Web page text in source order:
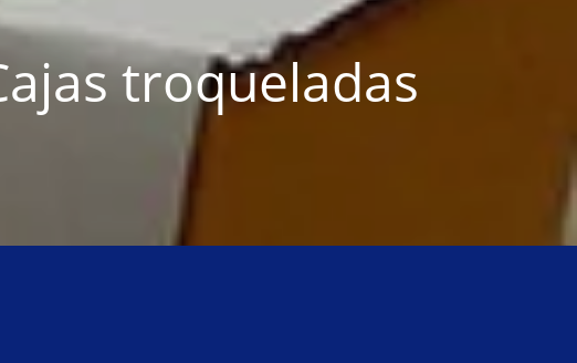
troqueladas